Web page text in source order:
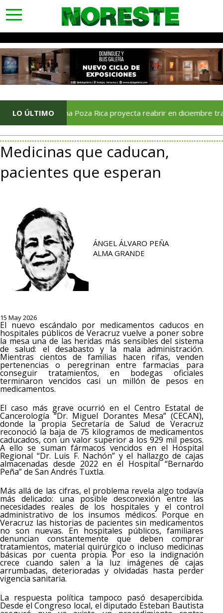
toggle
navigation
LO ÚLTIMO
Soriana Poza Rica proyecta reabrir en diciembre tras avance
Medicinas que caducan,
pacientes que esperan
ÁNGEL ÁLVARO PEÑA
ALMA GRANDE
15 May 2026
El nuevo escándalo por medicamentos caducos en
hospitales públicos de Veracruz vuelve a poner sobre
la mesa una de las heridas más sensibles del sistema
de salud: el desabasto y la mala administración.
Mientras cientos de familias hacen rifas, venden
pertenencias o peregrinan entre farmacias para
conseguir tratamientos, en bodegas oficiales
terminaron vencidos casi un millón de pesos en
medicamentos.
El caso más grave ocurrió en el Centro Estatal de
Cancerología “Dr. Miguel Dorantes Mesa” (CECAN),
donde la propia Secretaría de Salud de Veracruz
reconoció la baja de 75 kilogramos de medicamentos
caducados, con un valor superior a los 929 mil pesos.
A ello se suman fármacos vencidos en el Hospital
Regional “Dr. Luis F. Nachón” y el hallazgo de cajas
almacenadas desde 2022 en el Hospital “Bernardo
Peña” de San Andrés Tuxtla.
Más allá de las cifras, el problema revela algo todavía
más delicado: una posible desconexión entre las
necesidades reales de los hospitales y el control
administrativo de los insumos médicos. Porque en
Veracruz las historias de pacientes sin medicamentos
no son nuevas. En hospitales públicos, familiares
denuncian constantemente que deben comprar
tratamientos, material quirúrgico o incluso medicinas
básicas por cuenta propia. Por eso la indignación
crece cuando salen a la luz imágenes de cajas
arrumbadas, deterioradas y olvidadas hasta perder
vigencia sanitaria.
La respuesta política tampoco pasó desapercibida.
Desde el Congreso local, el diputado Esteban Bautista